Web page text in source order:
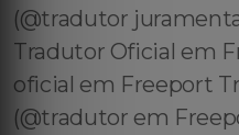
(@tradutor
Tradutor Oficial em
oficial em Freeport
(@tradutor em